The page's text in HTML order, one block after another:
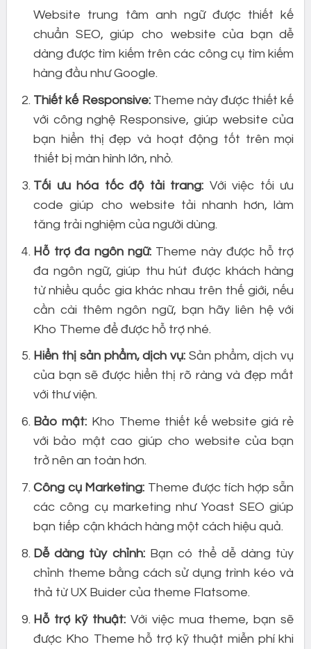
Website trung tâm anh ngữ được thiết kế
chuẩn SEO, giúp cho website của bạn dễ
dàng được tìm kiếm trên các công cụ tìm kiếm
hàng đầu như Google.
Thiết kế Responsive:Theme này được thiết kế
với công nghệ Responsive, giúp website của
bạn hiển thị đẹp và hoạt động tốt trên mọi
thiết bị màn hình lớn, nhỏ.
Tối ưu hóa tốc độ tải trang: Với việc tối ưu
code giúp cho website tải nhanh hơn, làm
tăng trải nghiệm của người dùng.
Hỗ trợ đa ngôn ngữ: Theme này được hỗ trợ
đa ngôn ngữ, giúp thu hút được khách hàng
từ nhiều quốc gia khác nhau trên thế giới, nếu
cần cài thêm ngôn ngữ, bạn hãy liên hệ với
Kho Theme để được hỗ trợ nhé.
Hiển thị sản phẩm, dịch vụ: Sản phẩm, dịch vụ
của bạn sẽ được hiển thị rõ ràng và đẹp mắt
với thư viện.
Bảo mật: Kho Theme thiết kế website giá rẻ
với bảo mật cao giúp cho website của bạn
trở nên an toàn hơn.
Công cụ Marketing: Theme được tích hợp sẵn
các công cụ marketing như Yoast SEO giúp
bạn tiếp cận khách hàng một cách hiệu quả.
Dễ dàng tùy chỉnh:Bạn có thể dễ dàng tùy
chỉnh theme bằng cách sử dụng trình kéo và
thả từ UX Buider của theme Flatsome.
Hỗ trợ kỹ thuật:Với việc mua theme, bạn sẽ
được Kho Theme hỗ trợ kỹ thuật miễn phí khi